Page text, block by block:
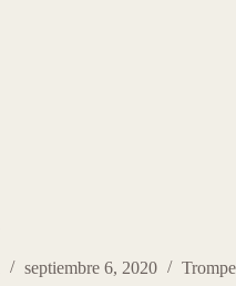
septiembre 6, 2020